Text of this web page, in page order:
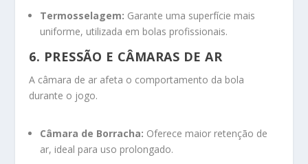
Termosselagem: Garante uma superfície mais
uniforme, utilizada em bolas profissionais.
6. PRESSÃO E CÂMARAS DE AR
A câmara de ar afeta o comportamento da bola
durante o jogo.
Câmara de Borracha: Oferece maior retenção de
ar, ideal para uso prolongado.